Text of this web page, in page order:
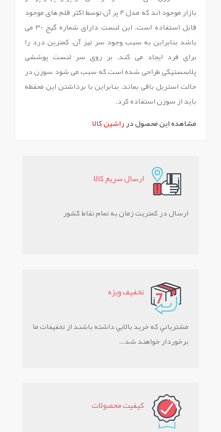
بازار موجود اند که مدل 4 پر آن توسط اکثر قلم های موجود
قابل استفاده است. این لنست دارای شماره گیج 30 می
باشد بنابراین به سبب وجود سر تیز آن، کمترین درد را
برای فرد ایجاد می کند. بر روی سر لنست پوششی
پلاسستیکی طراحی شده است که سبب می شود سوزن در
حالت استریل باقی بماند. بنابراین با برداشتن این محفظه
باید از سوزن استفاده کرد.
مشاهده این محصول درراشین کالا
ارسال سريع کالا
ارسال در کمتریت زمان به تمام نقاط کشور
تخفيف ويژه
مشترياني که خريد بالايي داشته باشند از تخفيفات ما
برخوردار خواهند شد...
کيفيت محصولات